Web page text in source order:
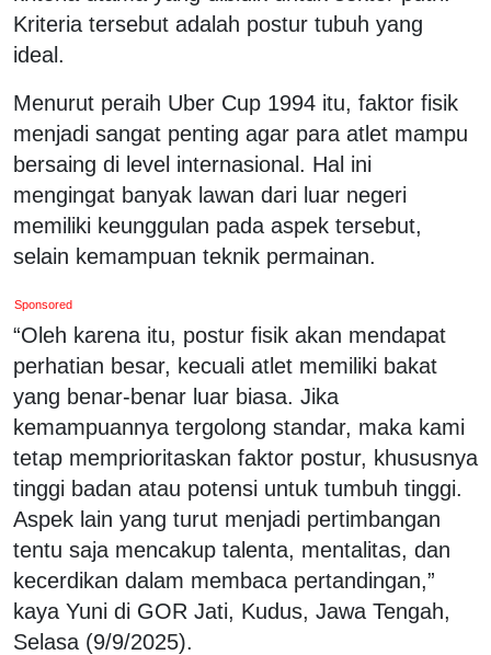
Kriteria tersebut adalah postur tubuh yang
ideal.
Menurut peraih Uber Cup 1994 itu, faktor fisik
menjadi sangat penting agar para atlet mampu
bersaing di level internasional. Hal ini
mengingat banyak lawan dari luar negeri
memiliki keunggulan pada aspek tersebut,
selain kemampuan teknik permainan.
Sponsored
“Oleh karena itu, postur fisik akan mendapat
perhatian besar, kecuali atlet memiliki bakat
yang benar-benar luar biasa. Jika
kemampuannya tergolong standar, maka kami
tetap memprioritaskan faktor postur, khususnya
tinggi badan atau potensi untuk tumbuh tinggi.
Aspek lain yang turut menjadi pertimbangan
tentu saja mencakup talenta, mentalitas, dan
kecerdikan dalam membaca pertandingan,”
kaya Yuni di GOR Jati, Kudus, Jawa Tengah,
Selasa (9/9/2025).